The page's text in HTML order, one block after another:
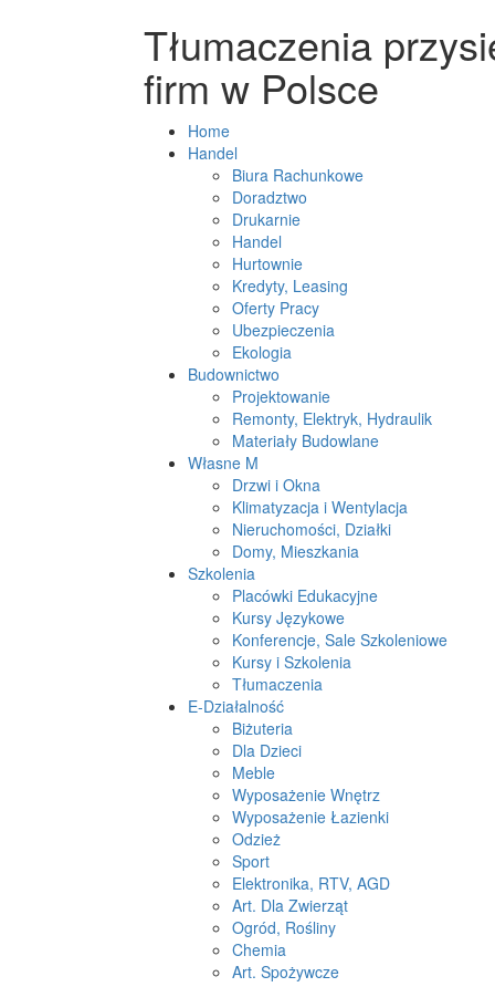
Tłumaczenia
firm w Polsce
Home
Handel
Biura Rachunkowe
Doradztwo
Drukarnie
Handel
Hurtownie
Kredyty, Leasing
Oferty Pracy
Ubezpieczenia
Ekologia
Budownictwo
Projektowanie
Remonty, Elektryk, Hydraulik
Materiały Budowlane
Własne M
Drzwi i Okna
Klimatyzacja i Wentylacja
Nieruchomości, Działki
Domy, Mieszkania
Szkolenia
Placówki Edukacyjne
Kursy Językowe
Konferencje, Sale Szkoleniowe
Kursy i Szkolenia
Tłumaczenia
E-Działalność
Biżuteria
Dla Dzieci
Meble
Wyposażenie Wnętrz
Wyposażenie Łazienki
Odzież
Sport
Elektronika, RTV, AGD
Art. Dla Zwierząt
Ogród, Rośliny
Chemia
Art. Spożywcze